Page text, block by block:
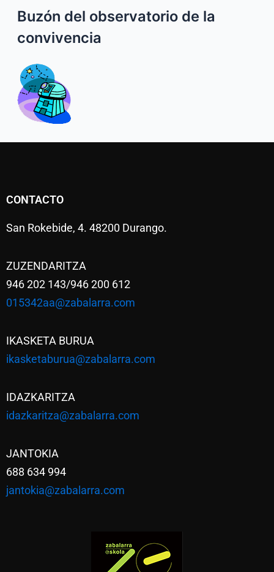
Buzón del observatorio de la
convivencia
CONTACTO
San Rokebide, 4. 48200 Durango.
ZUZENDARITZA
946 202 143/946 200 612
015342aa@zabalarra.com
IKASKETA BURUA
ikasketaburua@zabalarra.com
IDAZKARITZA
idazkaritza@zabalarra.com
JANTOKIA
688 634 994
jantokia@zabalarra.com